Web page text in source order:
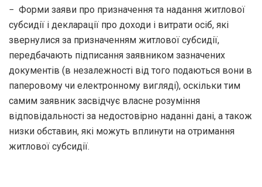
− Форми заяви про призначення та надання житлової
субсидії і декларації про доходи і витрати осіб, які
звернулися за призначенням житлової субсидії,
передбачають підписання заявником зазначених
документів (в незалежності від того подаються вони в
паперовому чи електронному вигляді), оскільки тим
самим заявник засвідчує власне розуміння
відповідальності за недостовірно наданні дані, а також
низки обставин, які можуть вплинути на отримання
житлової субсидії.